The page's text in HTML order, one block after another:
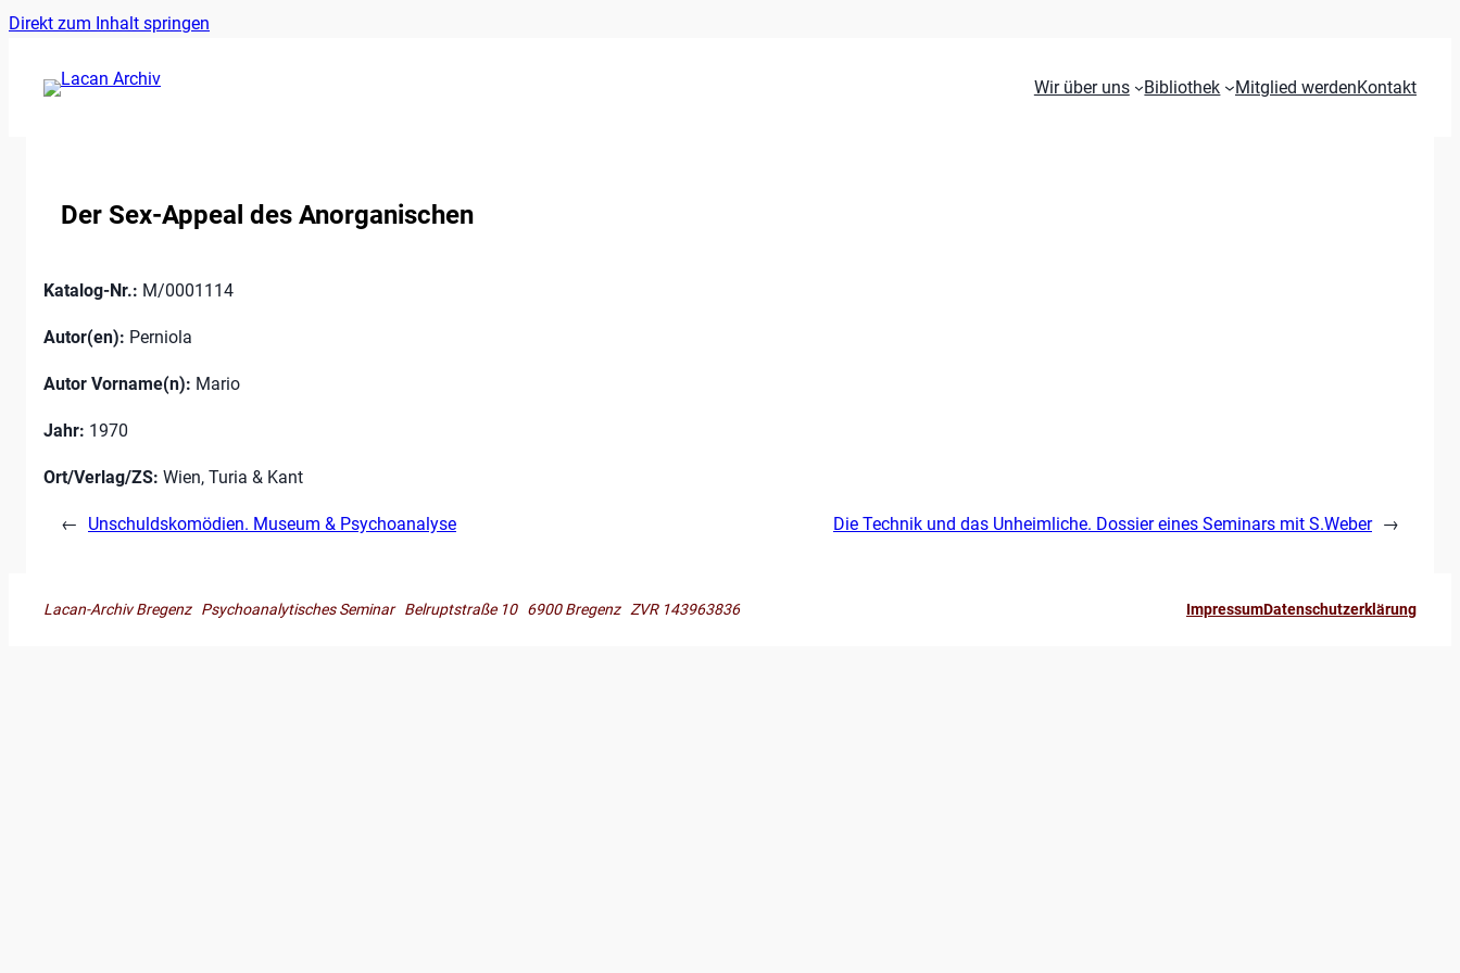
Direkt zum Inhalt springen
Wir über uns Bibliothek Mitglied werdenKontakt
Der Sex-Appeal des Anorganischen
Katalog-Nr.: M/0001114
Autor(en): Perniola
Autor Vorname(n): Mario
Jahr: 1970
Ort/Verlag/ZS: Wien, Turia & Kant
← Unschuldskomödien. Museum & Psychoanalyse Die Technik und das Unheimliche. Dossier eines Seminars mit S.Weber →
Lacan-Archiv Bregenz Psychoanalytisches Seminar Belruptstraße 10 6900 Bregenz ZVR 143963836 ImpressumDatenschutzerklärung